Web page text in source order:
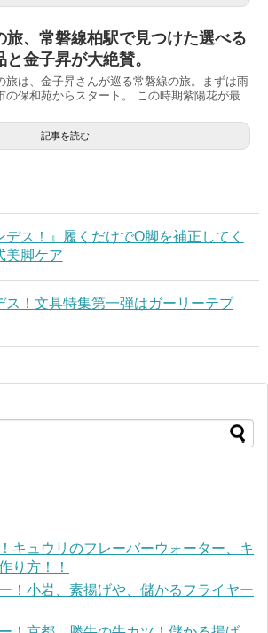
旅、常磐線柏駅で見つけた選べる
金子昇が大絶賛。
旅は、金子昇さんが巡る常磐線の旅。まずは雨
の保和苑からスタート。 この時期紫陽花が最
記事を読む
デス！』履くだけでO脚を補正してく
美脚ケア
ス！文具特集第一弾はガーリーテプ
キュウリのフレーバーウォーター、キ
り方！！
！小岩、素揚げや、儲かるフライヤー